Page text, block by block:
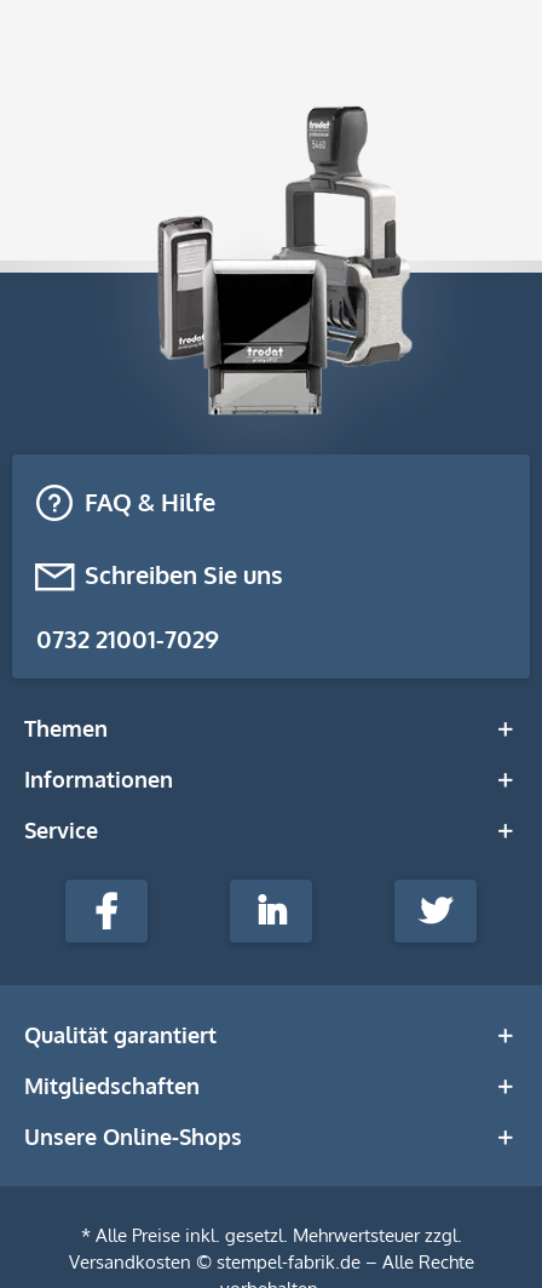
FAQ & Hilfe
Schreiben Sie uns
0732 21001-7029
Themen
Informationen
Service
stempel-
Media
Facebook LinkedIn Twitter
Qualität garantiert
Mitgliedschaften
Unsere Online-Shops
* Alle Preise inkl. gesetzl. Mehrwertsteuer zzgl.
Versandkosten © stempel-fabrik.de – Alle Rechte